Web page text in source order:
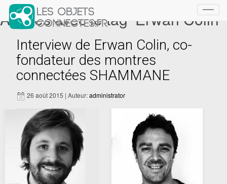
Articles avec le tag ‘Erwan Colin’
Interview de Erwan Colin, co-
fondateur des montres
connectées SHAMMANE
26 août 2015 | Auteur:administrator